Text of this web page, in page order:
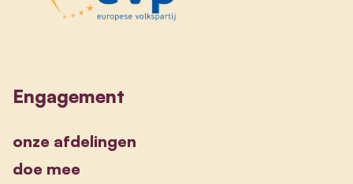
Engagement
onze afdelingen
doe mee